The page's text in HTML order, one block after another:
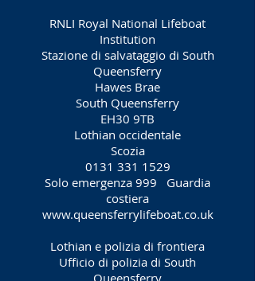
RNLI Royal National Lifeboat
Institution
Stazione di salvataggio di South
Queensferry
Hawes Brae
South Queensferry
EH30 9TB
Lothian occidentale
Scozia
0131 331 1529
Solo emergenza 999
Guardia
costiera
www.queensferrylifeboat.co.uk
Lothian e polizia di frontiera
Ufficio di polizia di South
Queensferry